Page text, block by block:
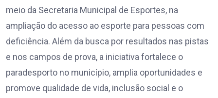
meio da Secretaria Municipal de Esportes, na
ampliação do acesso ao esporte para pessoas com
deficiência. Além da busca por resultados nas pistas
e nos campos de prova, a iniciativa fortalece o
paradesporto no município, amplia oportunidades e
promove qualidade de vida, inclusão social e o